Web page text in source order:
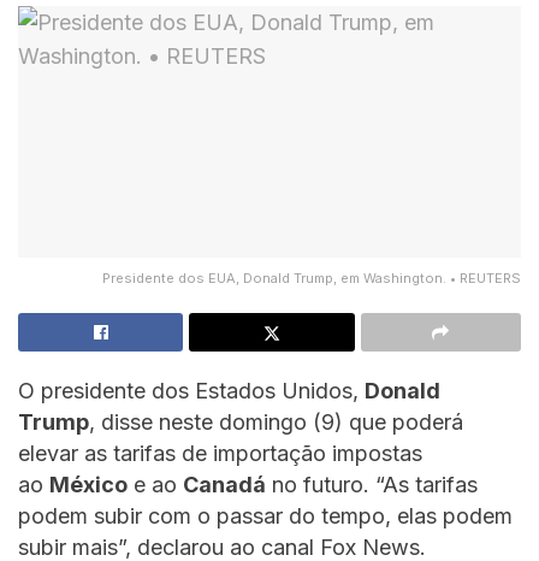
Presidente dos EUA, Donald Trump, em Washington. • REUTERS
O presidente dos Estados Unidos, Donald
Trump, disse neste domingo (9) que poderá
elevar as tarifas de importação impostas
ao México e ao Canadá no futuro. “As tarifas
podem subir com o passar do tempo, elas podem
subir mais”, declarou ao canal Fox News.